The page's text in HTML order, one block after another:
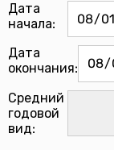
Дата
начала:
Дата
окончания:
Средний
годовой
вид: